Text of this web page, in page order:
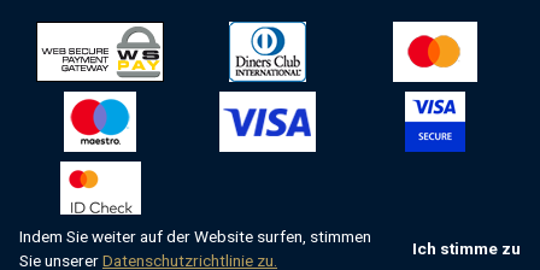
Indem Sie weiter auf der Website surfen, stimmen
Sie unsererDatenschutzrichtlinie zu.
Ich stimme zu